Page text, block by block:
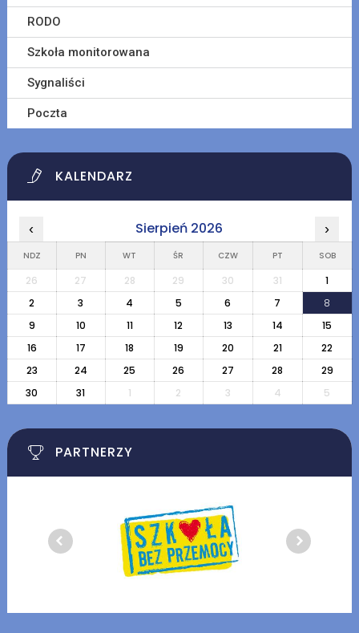
RODO
Szkoła monitorowana
Sygnaliści
Poczta
KALENDARZ
‹ Sierpień 2026 ›
NDZ PN WT ŚR CZW PT SOB
26 27 28 29 30 31
1
2
3 4 5 6 7
8
9
10 11 12 13 14
15
16
17 18 19 20 21
22
23
24 25 26 27 28
29
30
31 1 2 3 4 5
PARTNERZY